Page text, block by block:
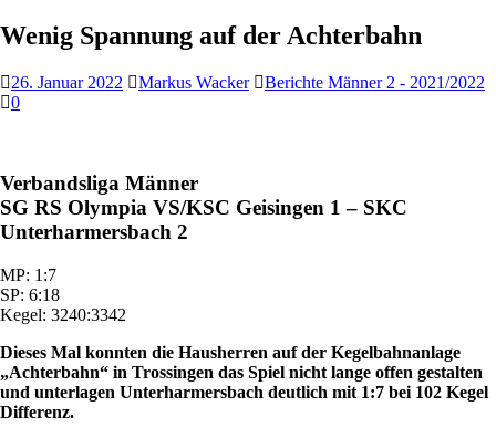
Wenig Spannung auf der Achterbahn
26. Januar 2022 Markus Wacker
Berichte Männer 2 - 2021/2022
0
Verbandsliga Männer
SG RS Olympia VS/KSC Geisingen 1 – SKC
Unterharmersbach 2
MP: 1:7
SP: 6:18
Kegel: 3240:3342
Dieses Mal konnten die Hausherren auf der Kegelbahnanlage
„Achterbahn“ in Trossingen das Spiel nicht lange offen gestalten
und unterlagen Unterharmersbach deutlich mit 1:7 bei 102 Kegel
Differenz.